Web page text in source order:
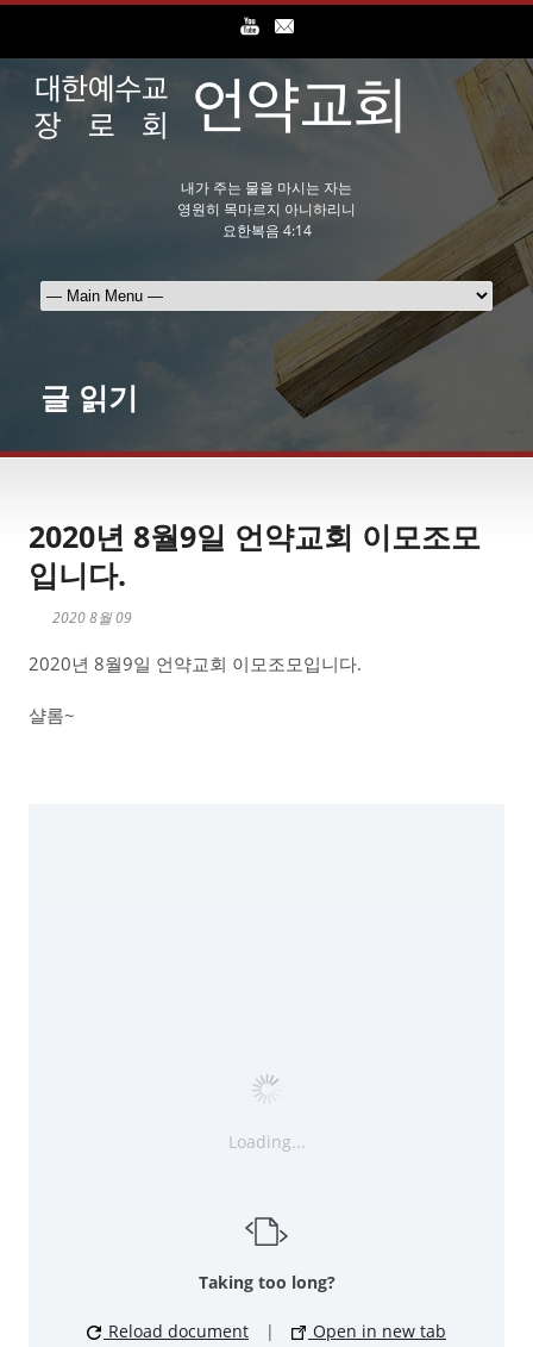
내가 주는 물을 마시는 자는
영원히 목마르지 아니하리니
요한복음 4:14
글 읽기
2020년 8월9일 언약교회 이모조모
입니다.
2020 8월 09
2020년 8월9일 언약교회 이모조모입니다.
샬롬~
Loading...
Taking too long?
Reload document | Open in new tab